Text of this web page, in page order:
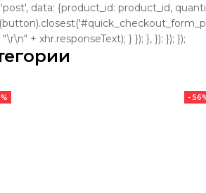
data: {product_id: product_id,
+ xhr.responseText); } }); }, }); }); });
-